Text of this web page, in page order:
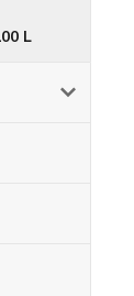
L